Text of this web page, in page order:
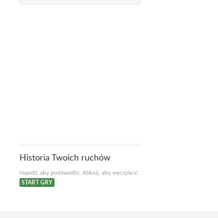
Historia Twoich ruchów
Najedź, aby podświetlić. Kliknij, aby wyczyścić.
START GRY